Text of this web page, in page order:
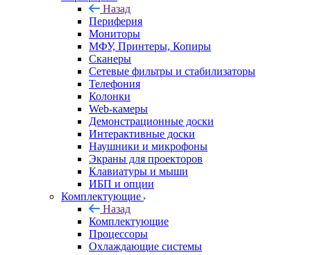
Назад
Периферия
Мониторы
МФУ, Принтеры, Копиры
Сканеры
Сетевые фильтры и стабилизаторы
Телефония
Колонки
Web-камеры
Демонстрационные доски
Интерактивные доски
Наушники и микрофоны
Экраны для проекторов
Клавиатуры и мыши
ИБП и опции
Комплектующие
Назад
Комплектующие
Процессоры
Охлаждающие системы